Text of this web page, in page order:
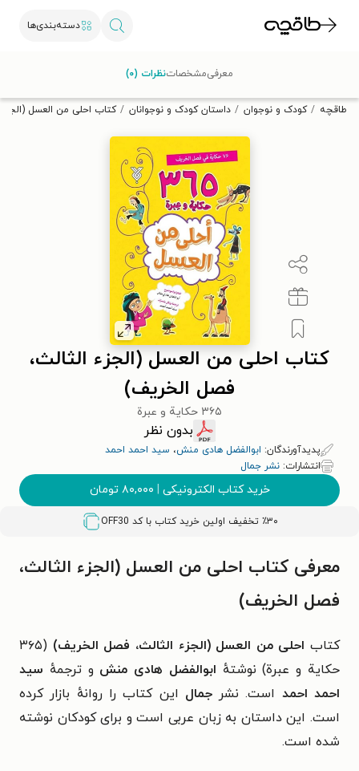
دسته‌بندی‌ها
تخفیف از طاقچه دریافت کن.
طاقچه کودک و نوجوان داستان کودک و نوجوانان کتاب احلی من العسل
کتاب احلی من العسل (الجزء الثالث،
فصل الخریف)
۳۶۵ حکایة و عبرة
بدون نظر
پدیدآورندگان: ابوالفضل هادی منش، سید احمد احمد
انتشارات: نشر جمال
خرید کتاب الکترونیکی | ۸۰,۰۰۰ تومان
٪۳۰ تخفیف اولین خرید کتاب با کد OFF30
معرفیمشخصاتنظرات (۰)
معرفی کتاب احلی من العسل (الجزء الثالث،
فصل الخریف)
کتاب احلی من العسل (الجزء الثالث، فصل الخریف)
(۳۶۵
حکایة و عبرة) نوشتهٔ ابوالفضل هادی منش و ترجمهٔ سید
احمد احمد است. نشرجمال این کتاب را روانهٔ بازار کرده
است. این داستان به زبان عربی است و برای کودکان نوشته
شده است.